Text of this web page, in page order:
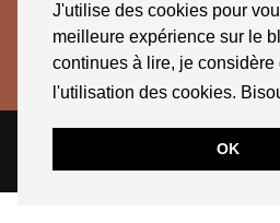
J'utilise des cookies pour
meilleure expérience sur le
continues à lire, je considère
l'utilisation des cookies.
OK
THEME CREATED